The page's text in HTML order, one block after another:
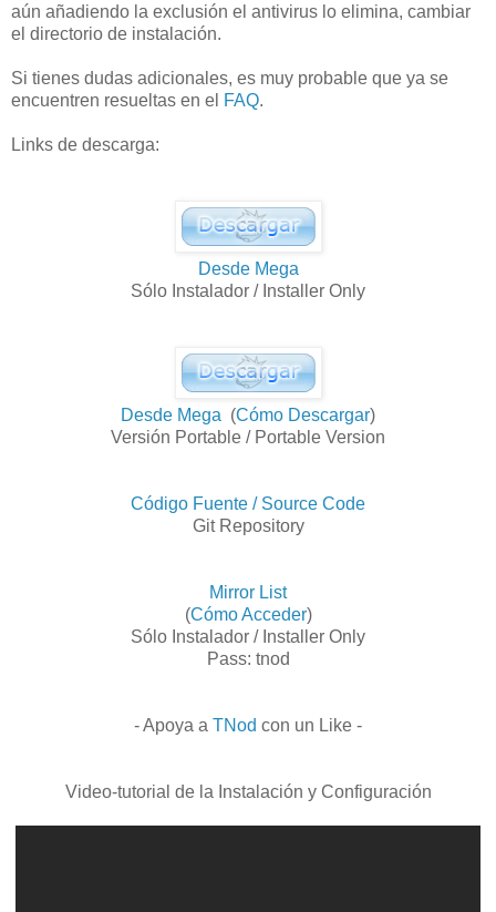
aún añadiendo la exclusión el antivirus lo elimina, cambiar
el directorio de instalación.
Si tienes dudas adicionales, es muy probable que ya se
encuentren resueltas en el FAQ.
Links de descarga:
Desde Mega
Sólo Instalador / Installer Only
Desde Mega (Cómo Descargar)
Versión Portable / Portable Version
Código Fuente / Source Code
Git Repository
Mirror List
(Cómo Acceder)
Sólo Instalador / Installer Only
Pass: tnod
- Apoya a TNod con un Like -
Video-tutorial de la Instalación y Configuración